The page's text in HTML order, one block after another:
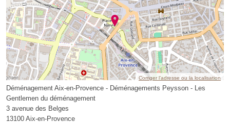
Corriger l’adresse ou la localisation
Déménagement Aix-en-Provence - Déménagements Peysson - Les
Gentlemen du déménagement
3 avenue des Belges
13100 Aix-en-Provence